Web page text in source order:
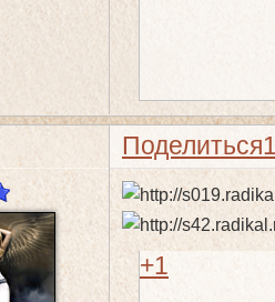
Поделиться
+1